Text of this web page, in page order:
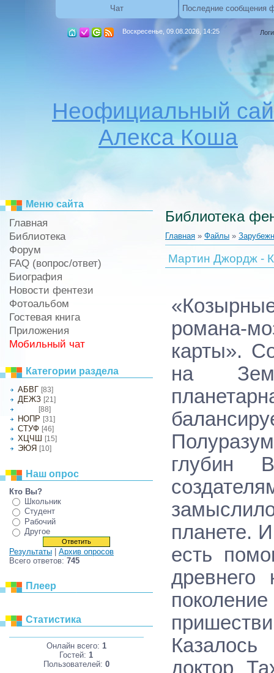
Чат Последние сообщения
Воскресенье, 09.08.2026, 14:25
Неофициальный
Алекса Коша
Меню сайта
Главная
Библиотека
Форум
FAQ (вопрос/ответ)
Биография
Новости фентези
Фотоальбом
Гостевая книга
Приложения
Мобильный чат
Категории раздела
АБВГ [83]
ДЕЖЗ [21]
[88]
НОПР [31]
СТУФ [46]
ХЦЧШ [15]
ЭЮЯ [10]
Наш опрос
Кто Вы?
Школьник
Студент
Рабочий
Другое
Результаты
Архив опросов
Всего ответов: 745
Плеер
Статистика
Онлайн всего: 1
Гостей:1
Пользователей: 0
Библиотека
Главная » Файлы »
Мартин Джордж -
романа-
карты».
на
глубин
планете.
есть
древнего
доктор